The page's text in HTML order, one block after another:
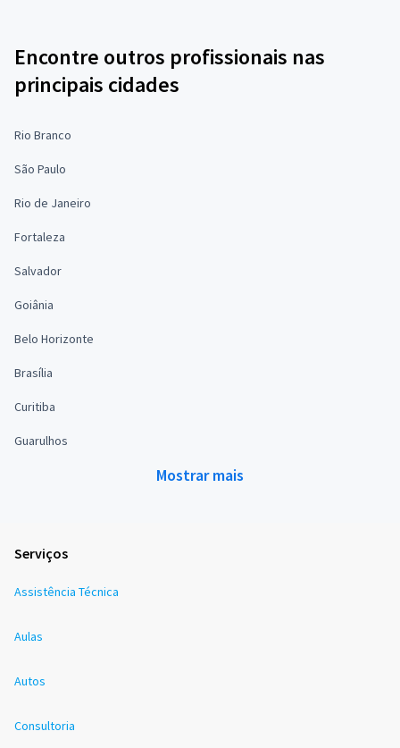
Encontre outros profissionais nas
principais cidades
Rio Branco
São Paulo
Rio de Janeiro
Fortaleza
Salvador
Goiânia
Belo Horizonte
Brasília
Curitiba
Guarulhos
Mostrar mais
Serviços
Assistência Técnica
Aulas
Autos
Consultoria